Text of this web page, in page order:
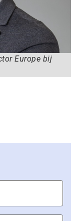
Europe bij